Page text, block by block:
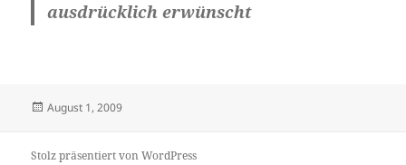
ausdrücklich erwünscht
Veröffentlicht
August 1, 2009
Stolz präsentiert von WordPress